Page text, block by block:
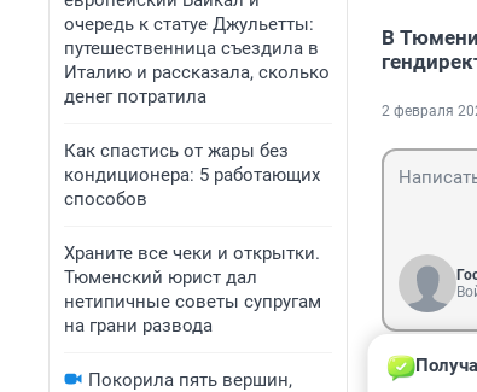
очередь к статуе Джульетты:
путешественница съездила в
Италию и рассказала, сколько
денег потратила
Как спастись от жары без
кондиционера: 5 работающих
способов
Храните все чеки и открытки.
Тюменский юрист дал
нетипичные советы супругам
на грани развода
Покорила пять вершин,
В
2 февраля
Гость